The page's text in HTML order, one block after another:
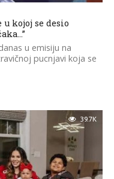
kojoj se desio
u emisiju na
pucnjavi koja se
39.7K